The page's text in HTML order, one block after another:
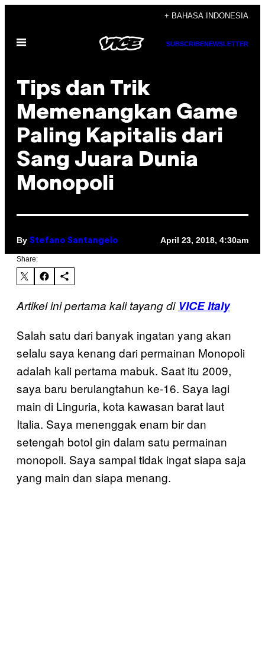
content
+ BAHASA INDONESIA
Open
SUBSCRIBENEWSLETTER
Tips dan Trik
Memenangkan Game
Paling Kapitalis dari
Sang Juara Dunia
Monopoli
By Stefano Santangelo April 23, 2018, 4:30am
Share:
Artikel ini pertama kali tayang di VICE Italy
Salah satu dari banyak ingatan yang akan
selalu saya kenang dari permainan Monopoli
adalah kali pertama mabuk. Saat itu 2009,
saya baru berulangtahun ke-16. Saya lagi
main di Linguria, kota kawasan barat laut
Italia. Saya menenggak enam bir dan
setengah botol gin dalam satu permainan
monopoli. Saya sampai tidak ingat siapa saja
yang main dan siapa menang.